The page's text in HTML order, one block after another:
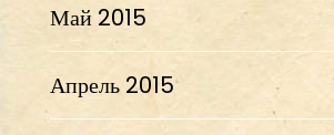
Май 2015
Апрель 2015